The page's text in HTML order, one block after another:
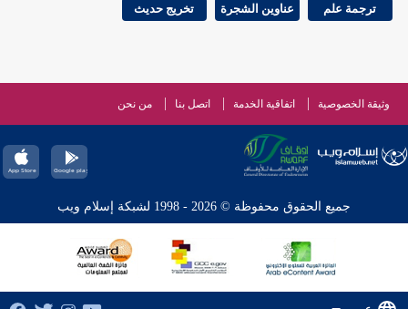
ترجمة علم عناوين الشجرة تخريج حديث
وثيقة الخصوصية اتفاقية الخدمة اتصل بنا من نحن
جميع الحقوق محفوظة © 2026 - 1998 لشبكة إسلام ويب